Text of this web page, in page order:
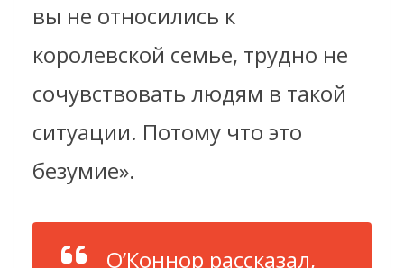
вы не относились к
королевской семье, трудно не
сочувствовать людям в такой
ситуации. Потому что это
безумие».
О’Коннор рассказал,